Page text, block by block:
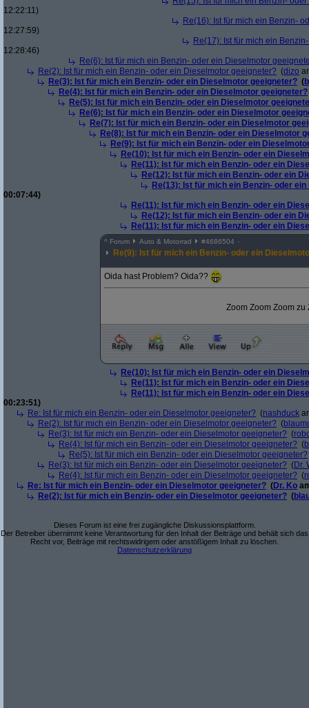
12:22:11)
Re(16): Ist für mich ein Benzin-
12:27:59)
Re(17): Ist für mich ein
12:28:46)
Re(6): Ist für mich ein Benzin- oder ein Dieselmotor
Re(2): Ist für mich ein Benzin- oder ein Dieselmotor geeigneter? (dizo
Re(3): Ist für mich ein Benzin- oder ein Dieselmotor geeigneter? (
Re(4): Ist für mich ein Benzin- oder ein Dieselmotor geeigneter?
Re(5): Ist für mich ein Benzin- oder ein Dieselmotor
Re(6): Ist für mich ein Benzin- oder ein Dieselmotor
Re(7): Ist für mich ein Benzin- oder ein Dieselmotor
Re(8): Ist für mich ein Benzin- oder ein Dieselmotor
Re(9): Ist für mich ein Benzin- oder ein
Re(10): Ist für mich ein Benzin- oder ein
Re(11): Ist für mich ein Benzin- oder ein
Re(12): Ist für mich ein Benzin- oder ein
Re(13): Ist für mich ein Benzin- oder
00:07:44)
Re(11): Ist für mich ein Benzin- oder ein
Re(12): Ist für mich ein Benzin- oder ein
Re(11): Ist für mich ein Benzin- oder ein
^ Forum Auto & Motorrad #4686504
Re(9): Ist für mich ein Benzin- oder ein
Oida hast Problem? Oida??
Zoom Zoom Zoom zu
Re(10): Ist für mich ein Benzin- oder ein
Re(11): Ist für mich ein Benzin- oder ein
Re(11): Ist für mich ein Benzin- oder ein
00:23:51)
Re: Ist für mich ein Benzin- oder ein Dieselmotor geeigneter? (nashduck
Re(2): Ist für mich ein Benzin- oder ein Dieselmotor geeigneter? (
Re(3): Ist für mich ein Benzin- oder ein Dieselmotor geeigneter? (
Re(4): Ist für mich ein Benzin- oder ein Dieselmotor geeigneter? (
Re(5): Ist für mich ein Benzin- oder ein Dieselmotor geeigneter?
Re(3): Ist für mich ein Benzin- oder ein Dieselmotor geeigneter? (Dr.
Re(4): Ist für mich ein Benzin- oder ein Dieselmotor geeigneter? (
Re: Ist für mich ein Benzin- oder ein Dieselmotor geeigneter? (Dr. Ko
Re(2): Ist für mich ein Benzin- oder ein Dieselmotor geeigneter? (
Dieses Forum ist eine frei zugängliche Diskussionsplattform.
Der Betreiber übernimmt keine Verantwortung für den Inhalt der Beiträge und behält sich das
Recht vor, Beiträge mit rechtswidrigem oder anstößigem Inhalt zu löschen.
Datenschutzerklärung